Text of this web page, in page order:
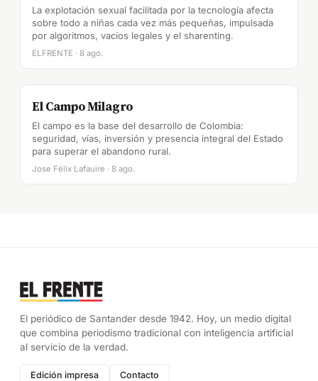
La explotación sexual facilitada por la tecnología afecta
sobre todo a niñas cada vez más pequeñas, impulsada
por algoritmos, vacíos legales y el sharenting.
ELFRENTE · 8 ago.
El Campo Milagro
El campo es la base del desarrollo de Colombia:
seguridad, vías, inversión y presencia integral del Estado
para superar el abandono rural.
Jose Félix Lafauire · 8 ago.
El periódico de Santander desde 1942. Hoy, un medio digital
que combina periodismo tradicional con inteligencia artificial
al servicio de la verdad.
Edición impresa Contacto